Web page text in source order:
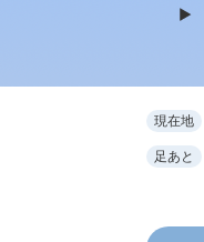
現在地
足あと